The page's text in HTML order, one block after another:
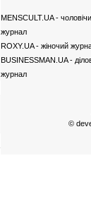
MENSCULT.UA-
журнал
ROXY.UA- жіночий
BUSINESSMAN.UA-
журнал
©